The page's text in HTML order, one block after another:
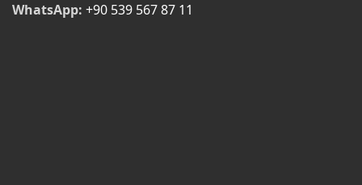
WhatsApp: +90 539 567 87 11